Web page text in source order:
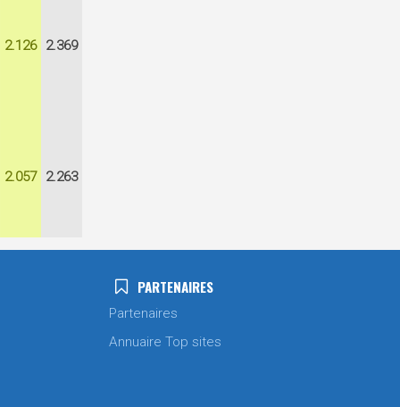
2.126 2.369
2.057 2.263
PARTENAIRES
Partenaires
Annuaire Top sites